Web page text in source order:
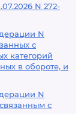
N 272-
N
с
категорий
в обороте, и
N
с